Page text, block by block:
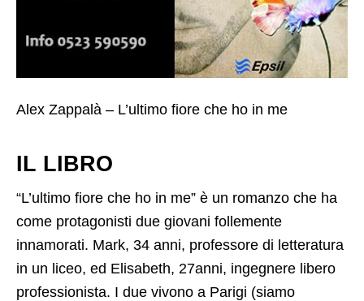
Alex Zappalà – L’ultimo fiore che ho in me
IL LIBRO
“L’ultimo fiore che ho in me” è un romanzo che ha
come protagonisti due giovani follemente
innamorati. Mark, 34 anni, professore di letteratura
in un liceo, ed Elisabeth, 27anni, ingegnere libero
professionista. I due vivono a Parigi (siamo